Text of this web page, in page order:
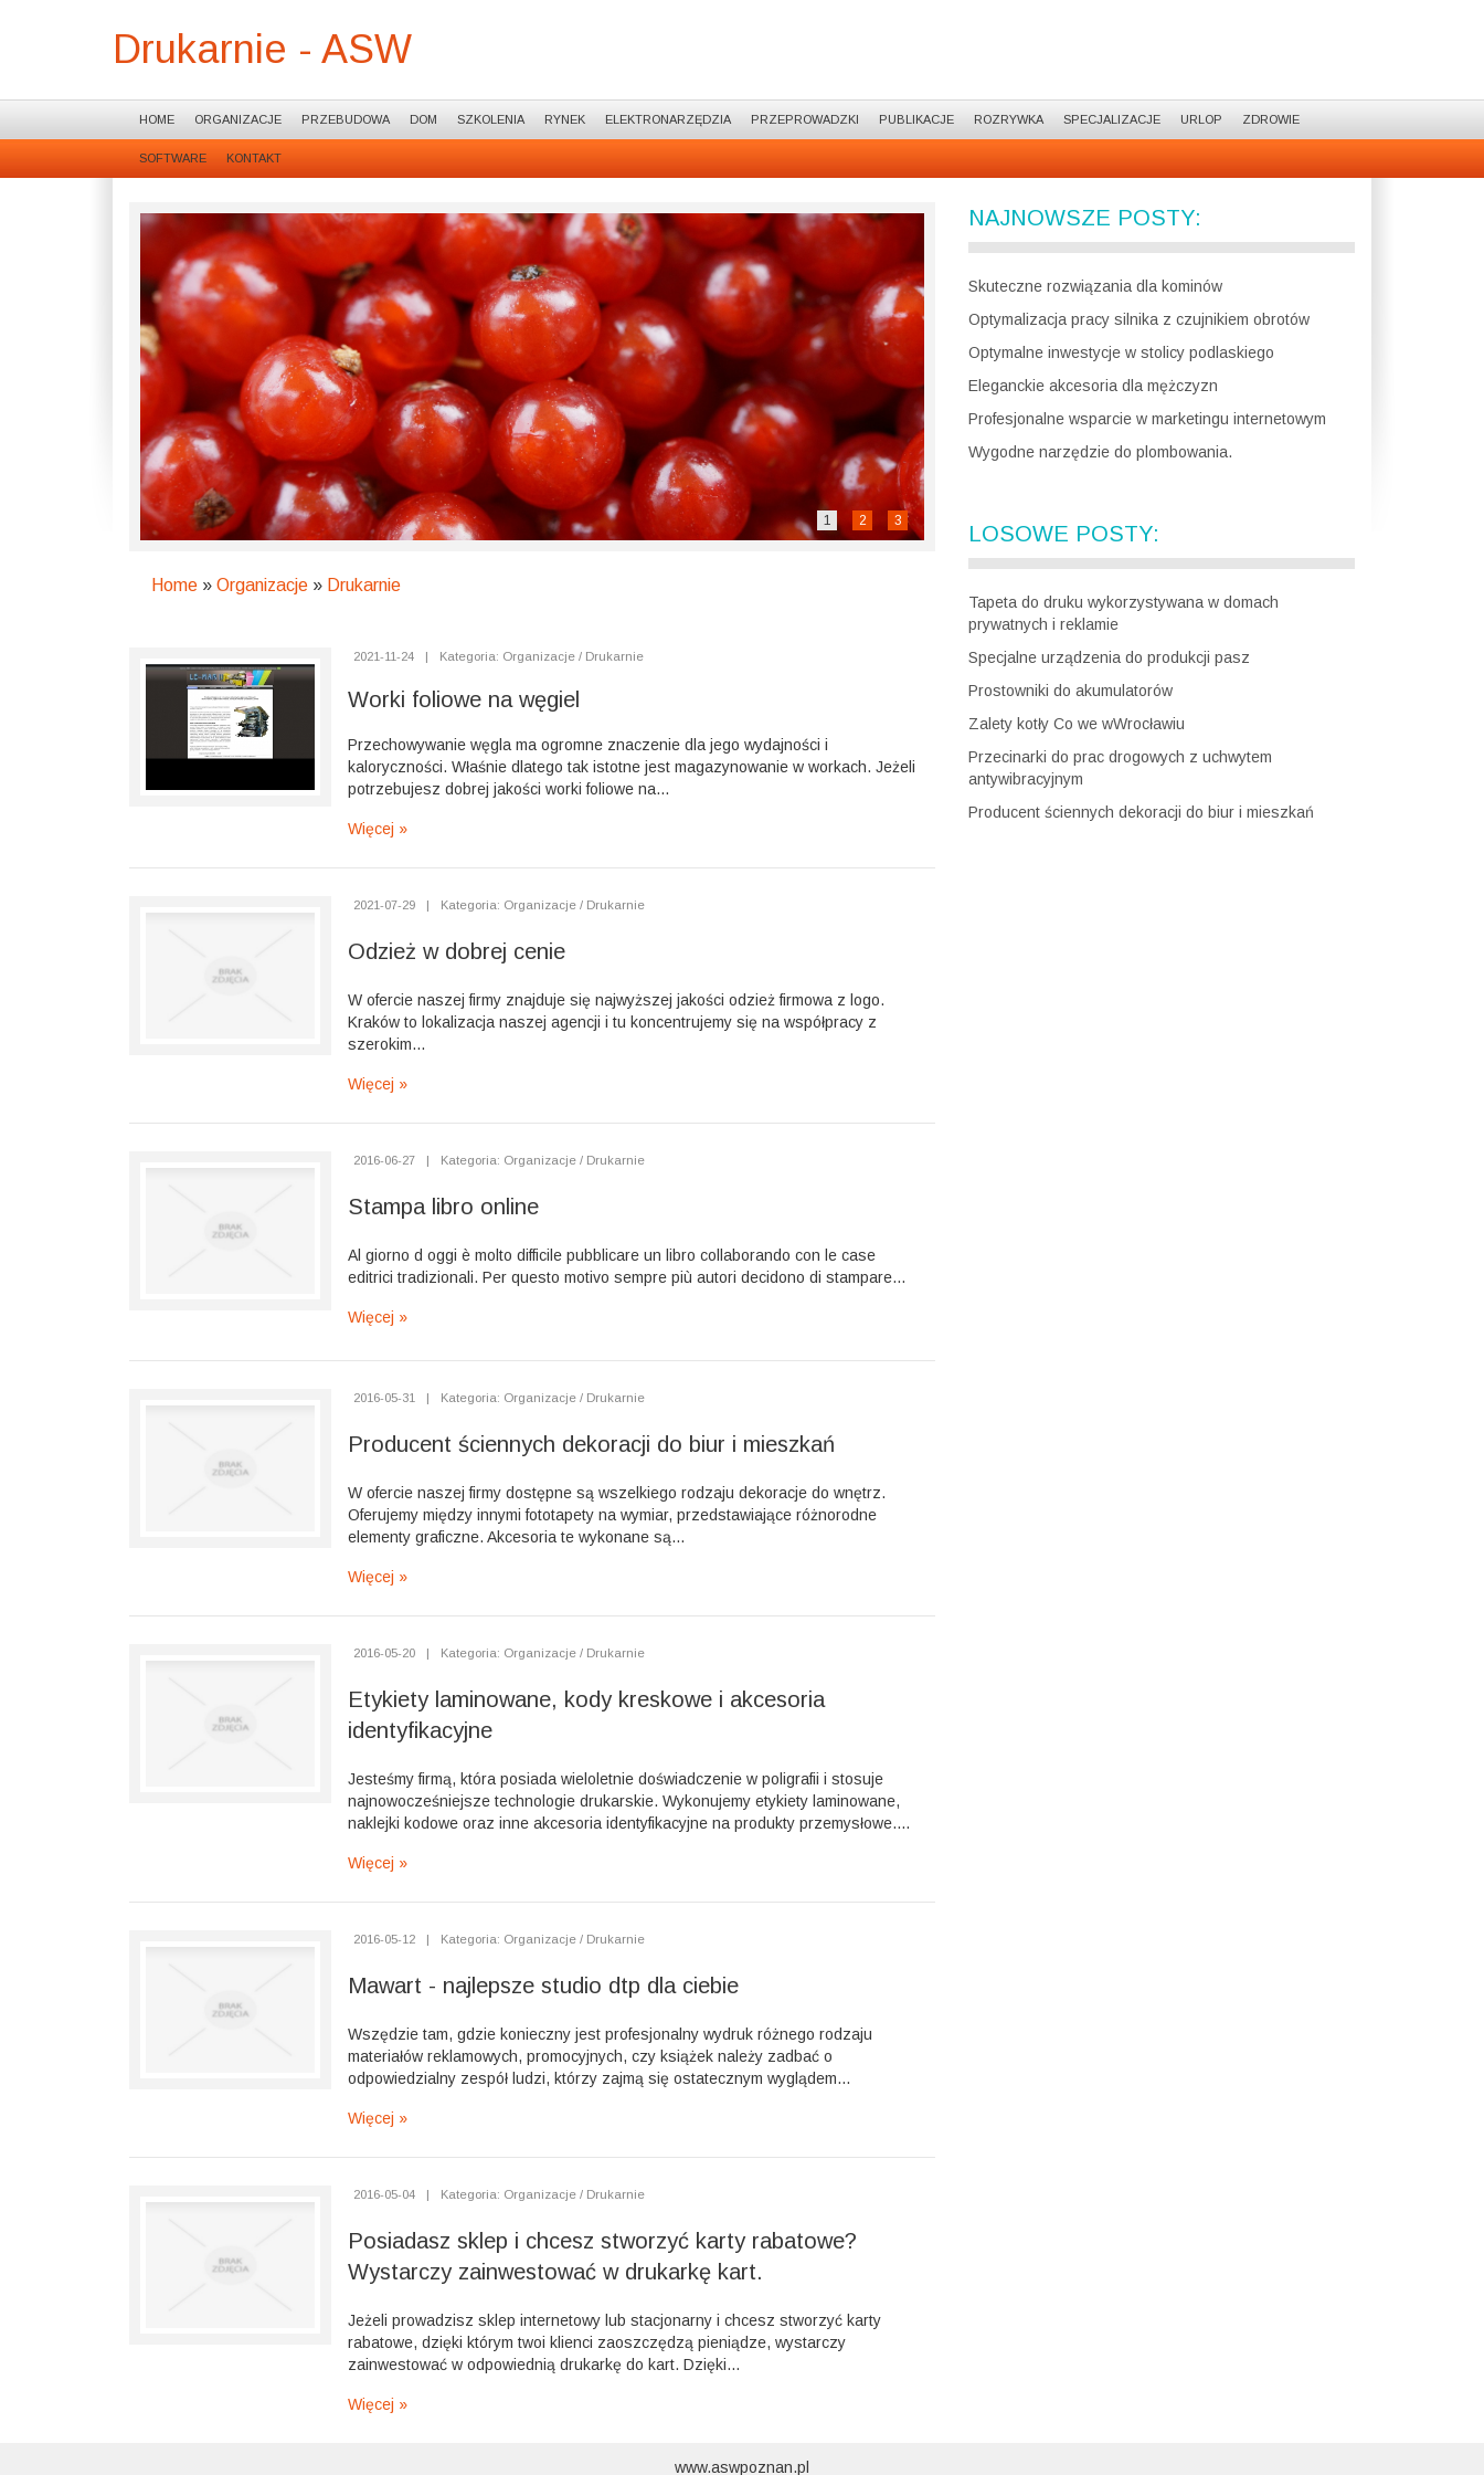
Drukarnie - ASW
HOME ORGANIZACJE PRZEBUDOWA DOM SZKOLENIA RYNEK ELEKTRONARZĘDZIA PRZEPROWADZKI PUBLIKACJE ROZRYWKA SPECJALIZACJE URLOP ZDROWIE
SOFTWARE KONTAKT
1 2 3
Home » Organizacje » Drukarnie
2021-11-24 | Kategoria: Organizacje / Drukarnie
Worki foliowe na węgiel
Przechowywanie węgla ma ogromne znaczenie dla jego wydajności i
kaloryczności. Właśnie dlatego tak istotne jest magazynowanie w workach. Jeżeli
potrzebujesz dobrej jakości worki foliowe na...
Więcej »
2021-07-29 | Kategoria: Organizacje / Drukarnie
Odzież w dobrej cenie
W ofercie naszej firmy znajduje się najwyższej jakości odzież firmowa z logo.
Kraków to lokalizacja naszej agencji i tu koncentrujemy się na współpracy z
szerokim...
Więcej »
2016-06-27 | Kategoria: Organizacje / Drukarnie
Stampa libro online
Al giorno d oggi è molto difficile pubblicare un libro collaborando con le case
editrici tradizionali. Per questo motivo sempre più autori decidono di stampare...
Więcej »
2016-05-31 | Kategoria: Organizacje / Drukarnie
Producent ściennych dekoracji do biur i mieszkań
W ofercie naszej firmy dostępne są wszelkiego rodzaju dekoracje do wnętrz.
Oferujemy między innymi fototapety na wymiar, przedstawiające różnorodne
elementy graficzne. Akcesoria te wykonane są...
Więcej »
2016-05-20 | Kategoria: Organizacje / Drukarnie
Etykiety laminowane, kody kreskowe i akcesoria
identyfikacyjne
Jesteśmy firmą, która posiada wieloletnie doświadczenie w poligrafii i stosuje
najnowocześniejsze technologie drukarskie. Wykonujemy etykiety laminowane,
naklejki kodowe oraz inne akcesoria identyfikacyjne na produkty przemysłowe....
Więcej »
2016-05-12 | Kategoria: Organizacje / Drukarnie
Mawart - najlepsze studio dtp dla ciebie
Wszędzie tam, gdzie konieczny jest profesjonalny wydruk różnego rodzaju
materiałów reklamowych, promocyjnych, czy książek należy zadbać o
odpowiedzialny zespół ludzi, którzy zajmą się ostatecznym wyglądem...
Więcej »
2016-05-04 | Kategoria: Organizacje / Drukarnie
Posiadasz sklep i chcesz stworzyć karty rabatowe?
Wystarczy zainwestować w drukarkę kart.
Jeżeli prowadzisz sklep internetowy lub stacjonarny i chcesz stworzyć karty
rabatowe, dzięki którym twoi klienci zaoszczędzą pieniądze, wystarczy
zainwestować w odpowiednią drukarkę do kart. Dzięki...
Więcej »
NAJNOWSZE POSTY:
Skuteczne rozwiązania dla kominów
Optymalizacja pracy silnika z czujnikiem obrotów
Optymalne inwestycje w stolicy podlaskiego
Eleganckie akcesoria dla mężczyzn
Profesjonalne wsparcie w marketingu internetowym
Wygodne narzędzie do plombowania.
LOSOWE POSTY:
Tapeta do druku wykorzystywana w domach
prywatnych i reklamie
Specjalne urządzenia do produkcji pasz
Prostowniki do akumulatorów
Zalety kotły Co we wWrocławiu
Przecinarki do prac drogowych z uchwytem
antywibracyjnym
Producent ściennych dekoracji do biur i mieszkań
www.aswpoznan.pl